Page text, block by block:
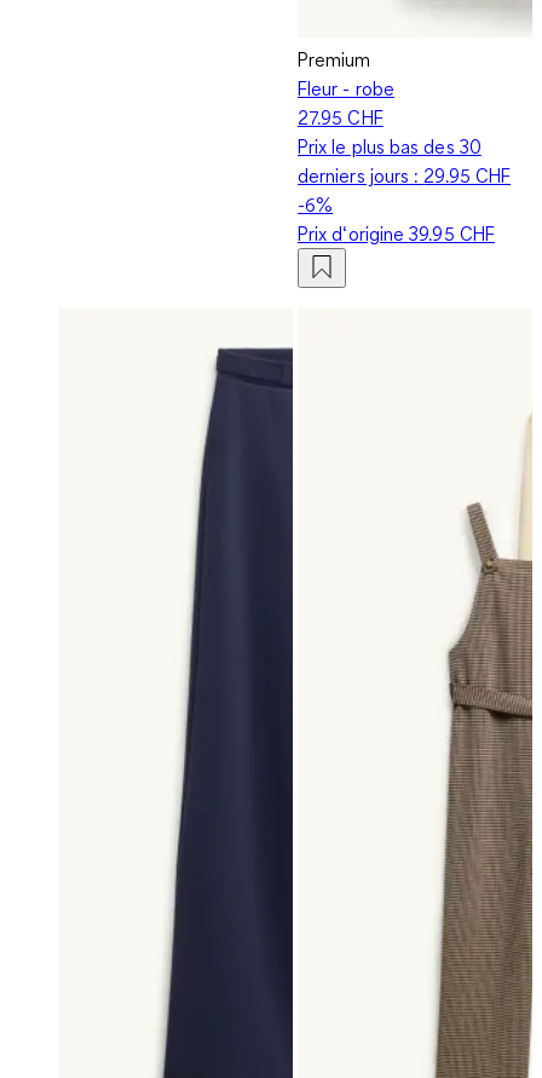
Premium
Fleur - robe
27.95 CHF
Prix le plus bas des 30
derniers jours : 29.95 CHF
-6%
Prix d‘origine39.95 CHF